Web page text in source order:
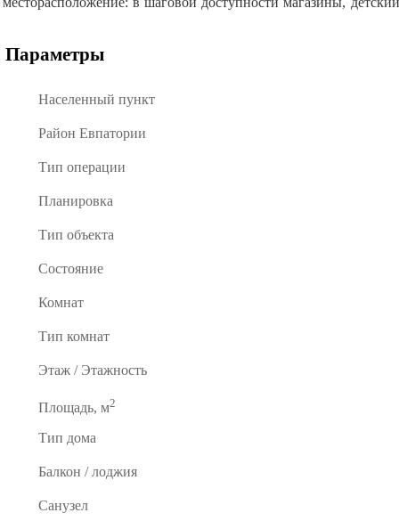
Параметры
Населенный пункт
Район Евпатории
Тип операции
Планировка
Тип объекта
Состояние
Комнат
Тип комнат
Этаж / Этажность
Площадь, м2
Тип дома
Балкон / лоджия
Санузел